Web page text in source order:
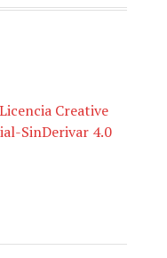
Licencia Creative
SinDerivar 4.0